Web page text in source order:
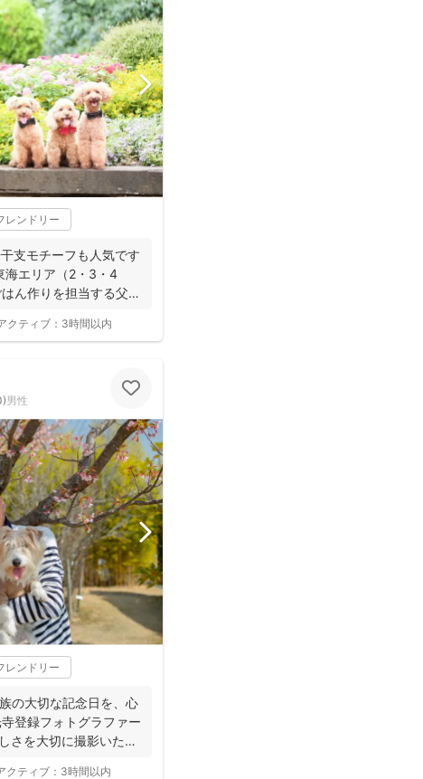
レンドリー
支モチーフも人気です
エリア（2・3・4
ん作りを担当する父で
クティブ： 3時間以内
)男性
レンドリー
の大切な記念日を、心
登録フォトグラファー
さを大切に撮影いたし
クティブ： 3時間以内